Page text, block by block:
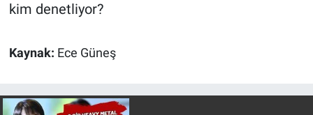
kim denetliyor?
Kaynak: Ece Güneş